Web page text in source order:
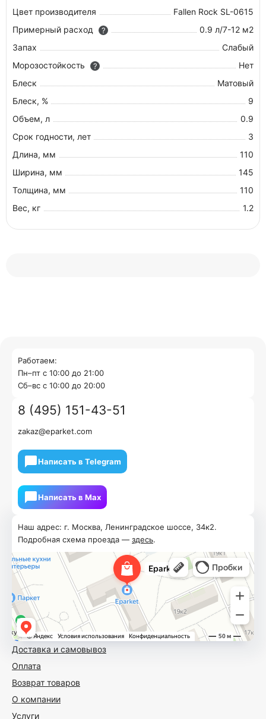
Цвет производителя
Fallen Rock SL-0615
Примерный расход
?
0.9 л/7-12 м2
Запах
Слабый
Морозостойкость
?
Нет
Блеск
Матовый
Блеск, %
9
Объем, л
0.9
Срок годности, лет
3
Длина, мм
110
Ширина, мм
145
Толщина, мм
110
Вес, кг
1.2
Доставка и самовывоз
Оплата
Возврат товаров
О компании
Услуги
Наш адрес: г. Москва, Ленинградское шоссе, 34к2.
Подробная схема проезда — здесь.
Работаем:
Пн–пт с 10:00 до 21:00
Cб–вс с 10:00 до 20:00
8 (495) 151-43-51
zakaz@eparket.com
Написать в Telegram
Написать в Мах